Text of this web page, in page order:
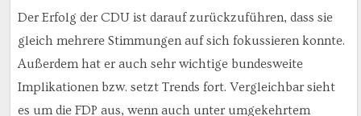
Der Erfolg der CDU ist darauf zurückzuführen, dass sie
gleich mehrere Stimmungen auf sich fokussieren konnte.
Außerdem hat er auch sehr wichtige bundesweite
Implikationen bzw. setzt Trends fort. Vergleichbar sieht
es um die FDP aus, wenn auch unter umgekehrtem